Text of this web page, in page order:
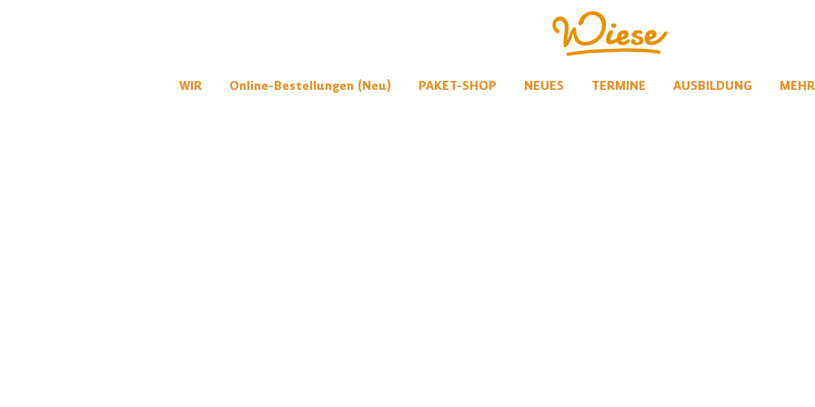
WIR Online-Bestellungen (Neu) PAKET-SHOP NEUES TERMINE AUSBILDUNG MEHR